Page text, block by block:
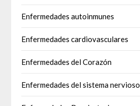
Enfermedades autoinmunes
Enfermedades cardiovasculares
Enfermedades del Corazón
Enfermedades del sistema nervioso